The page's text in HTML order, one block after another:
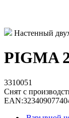
Настенный
PIGMA
3310051
Снят с
EAN: